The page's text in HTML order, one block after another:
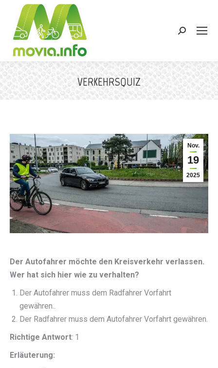
Search:
VERKEHRSQUIZ
Sie befinden sich hier:
Nov.
19
2025
Der Autofahrer möchte den Kreisverkehr verlassen.
Wer hat sich hier wie zu verhalten?
Der Autofahrer muss dem Radfahrer Vorfahrt
gewähren..
Der Radfahrer muss dem Autofahrer Vorfahrt gewähren.
Richtige Antwort: 1
Erläuterung: